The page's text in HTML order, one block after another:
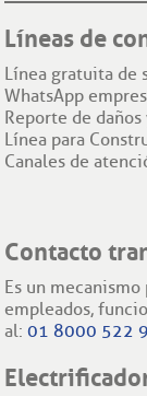
Líneas de
Línea gratuita
WhatsApp
Reporte de
Línea para
Canales de
Contacto
Es un
empleados,
al:01 8000 522